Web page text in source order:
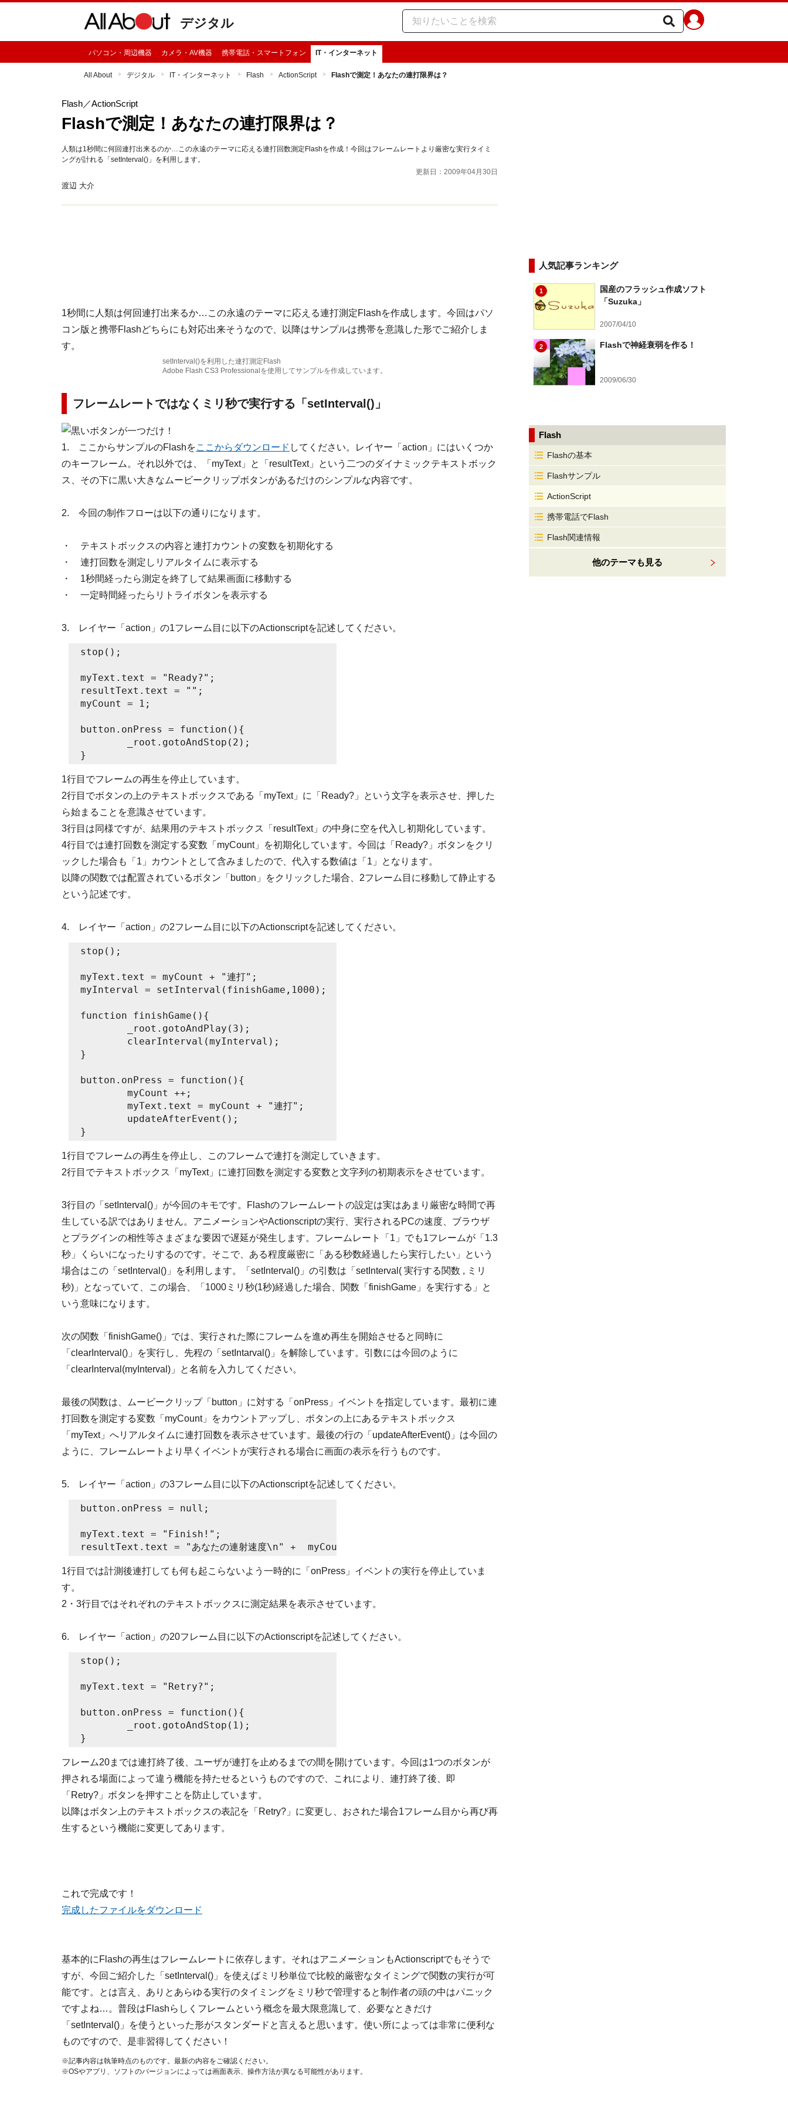
デジタル
パソコン・周辺機器 カメラ・AV機器 携帯電話・スマートフォン IT・インターネット
All About デジタル IT・インターネット Flash ActionScript Flashで測定！あなたの連打限界は？
Flash／ActionScript
Flashで測定！あなたの連打限界は？
人類は1秒間に何回連打出来るのか…この永遠のテーマに応える連打回数測定Flashを作成！今回はフレームレートより厳密な実行タイミ
ングが計れる「setInterval()」を利用します。
更新日：2009年04月30日
渡辺 大介
1秒間に人類は何回連打出来るか…この永遠のテーマに応える連打測定Flashを作成します。今回はパソ
コン版と携帯Flashどちらにも対応出来そうなので、以降はサンプルは携帯を意識した形でご紹介しま
す。
setInterval()を利用した連打測定Flash
Adobe Flash CS3 Professionalを使用してサンプルを作成しています。
フレームレートではなくミリ秒で実行する「setInterval()」
1. ここからサンプルのFlashをここからダウンロード してください。レイヤー「action」にはいくつか
のキーフレーム。それ以外では、「myText」と「resultText」という二つのダイナミックテキストボック
ス、その下に黒い大きなムービークリップボタンがあるだけのシンプルな内容です。
2. 今回の制作フローは以下の通りになります。
・ テキストボックスの内容と連打カウントの変数を初期化する
・ 連打回数を測定しリアルタイムに表示する
・ 1秒間経ったら測定を終了して結果画面に移動する
・ 一定時間経ったらリトライボタンを表示する
3. レイヤー「action」の1フレーム目に以下のActionscriptを記述してください。
stop();
myText.text = "Ready?";
resultText.text = "";
myCount = 1;
button.onPress = function(){
1行目でフレームの再生を停止しています。
2行目でボタンの上のテキストボックスである「myText」に「Ready?」という文字を表示させ、押した
ら始まることを意識させています。
3行目は同様ですが、結果用のテキストボックス「resultText」の中身に空を代入し初期化しています。
4行目では連打回数を測定する変数「myCount」を初期化しています。今回は「Ready?」ボタンをクリ
ックした場合も「1」カウントとして含みましたので、代入する数値は「1」となります。
以降の関数では配置されているボタン「button」をクリックした場合、2フレーム目に移動して静止する
という記述です。
4. レイヤー「action」の2フレーム目に以下のActionscriptを記述してください。
stop();
myText.text = myCount + "連打";
myInterval = setInterval(finishGame,1000);
function finishGame(){
}
button.onPress = function(){
}
1行目でフレームの再生を停止し、このフレームで連打を測定していきます。
2行目でテキストボックス「myText」に連打回数を測定する変数と文字列の初期表示をさせています。
3行目の「setInterval()」が今回のキモです。Flashのフレームレートの設定は実はあまり厳密な時間で再
生している訳ではありません。アニメーションやActionscriptの実行、実行されるPCの速度、ブラウザ
とプラグインの相性等さまざまな要因で遅延が発生します。フレームレート「1」でも1フレームが「1.3
秒」くらいになったりするのです。そこで、ある程度厳密に「ある秒数経過したら実行したい」という
場合はこの「setInterval()」を利用します。「setInterval()」の引数は「setInterval( 実行する関数 , ミリ
秒)」となっていて、この場合、「1000ミリ秒(1秒)経過した場合、関数「finishGame」を実行する」と
いう意味になります。
次の関数「finishGame()」では、実行された際にフレームを進め再生を開始させると同時に
「clearInterval()」を実行し、先程の「setIntarval()」を解除しています。引数には今回のように
「clearInterval(myInterval)」と名前を入力してください。
最後の関数は、ムービークリップ「button」に対する「onPress」イベントを指定しています。最初に連
打回数を測定する変数「myCount」をカウントアップし、ボタンの上にあるテキストボックス
「myText」へリアルタイムに連打回数を表示させています。最後の行の「updateAfterEvent()」は今回の
ように、フレームレートより早くイベントが実行される場合に画面の表示を行うものです。
5. レイヤー「action」の3フレーム目に以下のActionscriptを記述してください。
button.onPress = null;
myText.text = "Finish!";
resultText.text = "あなたの連射速度\n" +  myCount + "連打/秒";
1行目では計測後連打しても何も起こらないよう一時的に「onPress」イベントの実行を停止していま
す。
2・3行目ではそれぞれのテキストボックスに測定結果を表示させています。
6. レイヤー「action」の20フレーム目に以下のActionscriptを記述してください。
stop();
myText.text = "Retry?";
button.onPress = function(){
}
フレーム20までは連打終了後、ユーザが連打を止めるまでの間を開けています。今回は1つのボタンが
押される場面によって違う機能を持たせるというものですので、これにより、連打終了後、即
「Retry?」ボタンを押すことを防止しています。
以降はボタン上のテキストボックスの表記を「Retry?」に変更し、おされた場合1フレーム目から再び再
生するという機能に変更してあります。
これで完成です！
完成したファイルをダウンロード
基本的にFlashの再生はフレームレートに依存します。それはアニメーションもActionscriptでもそうで
すが、今回ご紹介した「setInterval()」を使えばミリ秒単位で比較的厳密なタイミングで関数の実行が可
能です。とは言え、ありとあらゆる実行のタイミングをミリ秒で管理すると制作者の頭の中はパニック
ですよね…。普段はFlashらしくフレームという概念を最大限意識して、必要なときだけ
「setInterval()」を使うといった形がスタンダードと言えると思います。使い所によっては非常に便利な
ものですので、是非習得してください！
※記事内容は執筆時点のものです。最新の内容をご確認ください。
※OSやアプリ、ソフトのバージョンによっては画面表示、操作方法が異なる可能性があります。
人気記事ランキング
1
国産のフラッシュ作成ソフト
「Suzuka」
2007/04/10
2 Flashで神経衰弱を作る！
2009/06/30
Flash
Flashの基本
Flashサンプル
ActionScript
携帯電話でFlash
Flash関連情報
他のテーマも見る